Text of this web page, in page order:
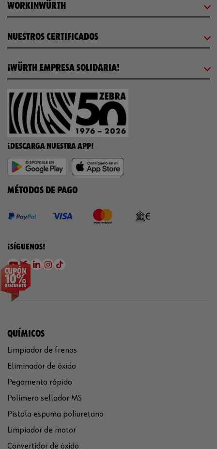
WORKINWÜRTH
NUESTROS CERTIFICADOS
¡WÜRTH EMPRESA SOLIDARIA!
¡DESCARGA NUESTRA APP!
MÉTODOS DE PAGO
¡SÍGUENOS!
QUÍMICOS
Limpiador de frenos
Eliminador de óxido
Pegamento rápido
Polímero sellador MS
Pistola espuma poliuretano
Limpiador de motor
Convertidor de óxido